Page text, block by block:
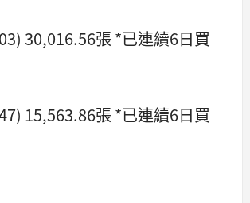
30,016.56張 *已連續6日買
15,563.86張 *已連續6日買